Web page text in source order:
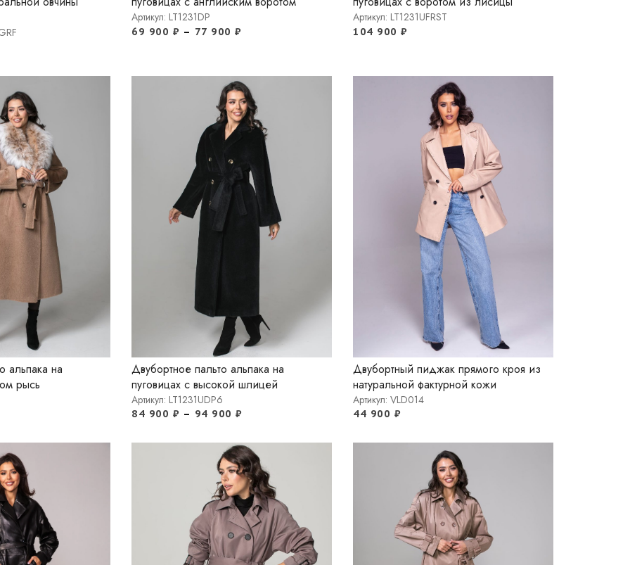
Артикул: LT1231DP
69 900 ₽ – 77 900 ₽
Артикул: LT1231UFRST
104 900 ₽
альпака на
рысь
Двубортное пальто альпака на
пуговицах с высокой шлицей
Артикул: LT1231UDP6
84 900 ₽ – 94 900 ₽
Двубортный пиджак прямого кроя из
натуральной фактурной кожи
Артикул: VLD014
44 900 ₽